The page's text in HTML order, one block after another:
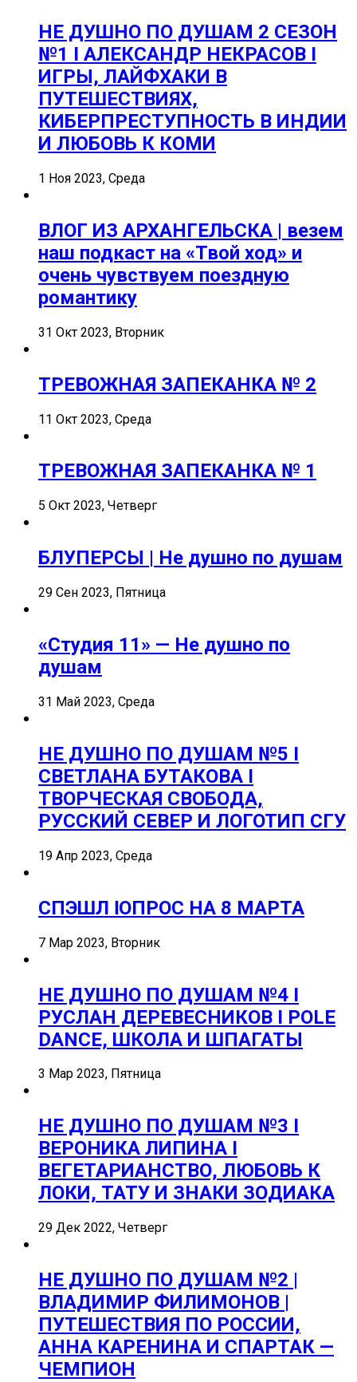
НЕ ДУШНО ПО ДУШАМ 2 СЕЗОН
№1 I АЛЕКСАНДР НЕКРАСОВ I
ИГРЫ, ЛАЙФХАКИ В
ПУТЕШЕСТВИЯХ,
КИБЕРПРЕСТУПНОСТЬ В ИНДИИ
И ЛЮБОВЬ К КОМИ
1 Ноя 2023, Среда
ВЛОГ ИЗ АРХАНГЕЛЬСКА | везем
наш подкаст на «Твой ход» и
очень чувствуем поездную
романтику
31 Окт 2023, Вторник
ТРЕВОЖНАЯ ЗАПЕКАНКА № 2
11 Окт 2023, Среда
ТРЕВОЖНАЯ ЗАПЕКАНКА № 1
5 Окт 2023, Четверг
БЛУПЕРСЫ | Не душно по душам
29 Сен 2023, Пятница
«Студия 11» — Не душно по
душам
31 Май 2023, Среда
НЕ ДУШНО ПО ДУШАМ №5 I
СВЕТЛАНА БУТАКОВА I
ТВОРЧЕСКАЯ СВОБОДА,
РУССКИЙ СЕВЕР И ЛОГОТИП СГУ
19 Апр 2023, Среда
СПЭШЛ ӏ ОПРОС НА 8 МАРТА
7 Мар 2023, Вторник
НЕ ДУШНО ПО ДУШАМ №4 I
РУСЛАН ДЕРЕВЕСНИКОВ I POLE
DANCE, ШКОЛА И ШПАГАТЫ
3 Мар 2023, Пятница
НЕ ДУШНО ПО ДУШАМ №3 I
ВЕРОНИКА ЛИПИНА I
ВЕГЕТАРИАНСТВО, ЛЮБОВЬ К
ЛОКИ, ТАТУ И ЗНАКИ ЗОДИАКА
29 Дек 2022, Четверг
НЕ ДУШНО ПО ДУШАМ №2 |
ВЛАДИМИР ФИЛИМОНОВ |
ПУТЕШЕСТВИЯ ПО РОССИИ,
АННА КАРЕНИНА И СПАРТАК —
ЧЕМПИОН